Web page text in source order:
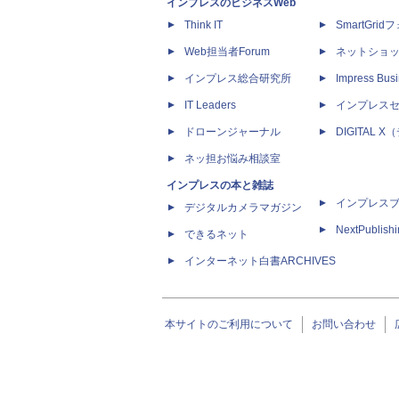
インプレスのビジネスWeb
Think IT
Web担当者Forum
インプレス総合研究所
IT Leaders
ドローンジャーナル
ネッ担お悩み相談室
インプレスの本と雑誌
デジタルカメラマガジン
できるネット
インターネット白書ARCHIVES
SmartGridフ
ネットショ
Impress
インプレス
DIGITAL X（
インプレス
本サイトのご利用について お問い合わせ